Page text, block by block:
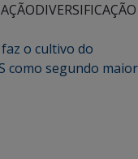
DIVERSIFICAÇÃO
o cultivo do
como segundo maior